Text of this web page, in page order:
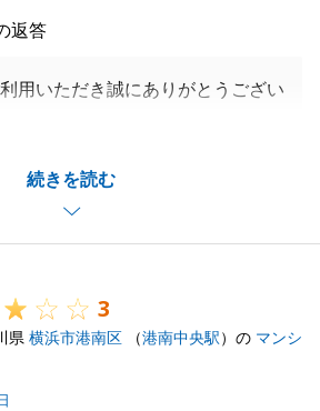
続きを読む
返答
用いただき誠にありがとうござい
れること自体に迷いはあったと存
良い条件でご売却ができて良かっ
会がありましたらいつでもご連絡
随時お待ちしております。
願い申し上げます。
3
県 横浜市港南区 （港南中央駅）の マンシ